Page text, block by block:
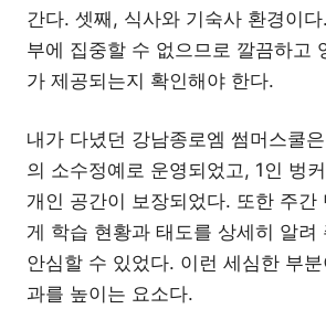
간다. 셋째, 식사와 기숙사 환경이
부에 집중할 수 없으므로 깔끔하고
가 제공되는지 확인해야 한다.
내가 다녔던 강남종로엠 썸머스쿨
의 소수정예로 운영되었고, 1인 벙
개인 공간이 보장되었다. 또한 주간
게 학습 현황과 태도를 상세히 알려
안심할 수 있었다. 이런 세심한 부
과를 높이는 요소다.